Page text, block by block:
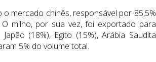
mercado chinês, responsável por 85,5%
milho, por sua vez, foi exportado para
(18%), Egito (15%), Arábia Saudita
5% do volume total.